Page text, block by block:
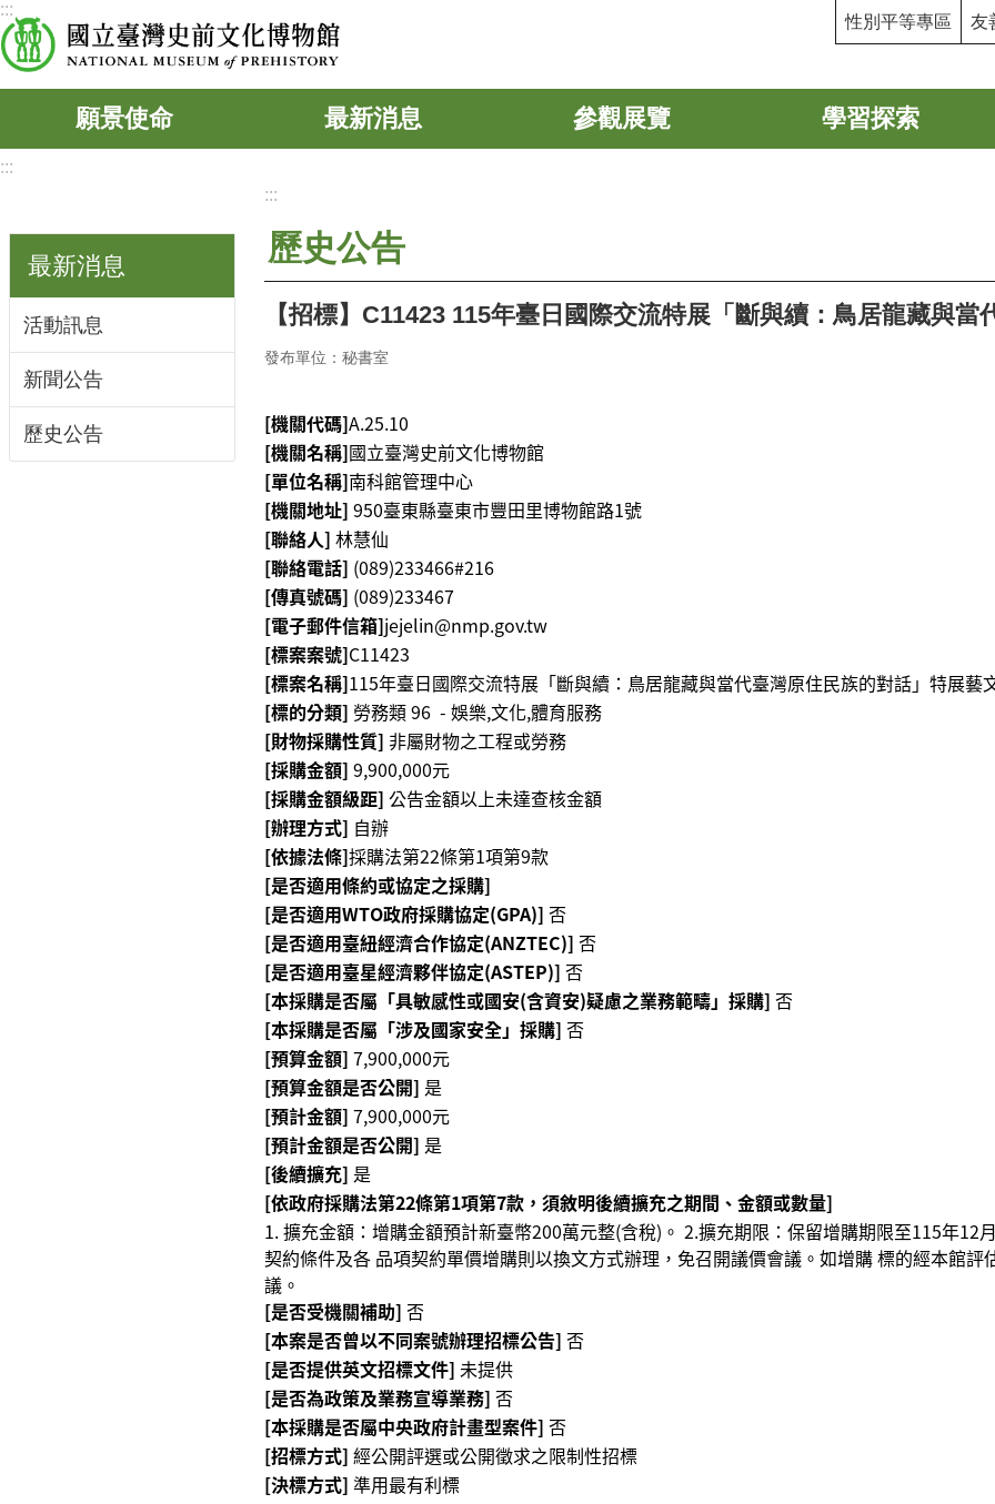
跳到主要內容區塊
:::
性別平等專區 友
願景使命 最新消息 參觀展覽 學習探索
:::
最新消息
活動訊息
新聞公告
歷史公告
:::
歷史公告
【招標】C11423 115年臺日國際交流特展「斷與續：鳥居龍藏與
發布單位：秘書室
[機關代碼]A.25.10
[機關名稱]國立臺灣史前文化博物館
[單位名稱]南科館管理中心
[機關地址] 950臺東縣臺東市豐田里博物館路1號
[聯絡人] 林慧仙
[聯絡電話] (089)233466#216
[傳真號碼] (089)233467
[電子郵件信箱]jejelin@nmp.gov.tw
[標案案號]C11423
[標案名稱]115年臺日國際交流特展「斷與續：鳥居龍藏與當代臺灣原住民族的對話」特展藝
[標的分類] 勞務類 96 - 娛樂,文化,體育服務
[財物採購性質] 非屬財物之工程或勞務
[採購金額] 9,900,000元
[採購金額級距] 公告金額以上未達查核金額
[辦理方式] 自辦
[依據法條]採購法第22條第1項第9款
[是否適用條約或協定之採購]
[是否適用WTO政府採購協定(GPA)] 否
[是否適用臺紐經濟合作協定(ANZTEC)] 否
[是否適用臺星經濟夥伴協定(ASTEP)] 否
[本採購是否屬「具敏感性或國安(含資安)疑慮之業務範疇」採購] 否
[本採購是否屬「涉及國家安全」採購] 否
[預算金額] 7,900,000元
[預算金額是否公開] 是
[預計金額] 7,900,000元
[預計金額是否公開] 是
[後續擴充] 是
[依政府採購法第22條第1項第7款，須敘明後續擴充之期間、金額或數量]
1. 擴充金額：增購金額預計新臺幣200萬元整(含稅)。 2.擴充期限：保留增購期限至115年12
契約條件及各 品項契約單價增購則以換文方式辦理，免召開議價會議。如增購 標的經本館
議。
[是否受機關補助] 否
[本案是否曾以不同案號辦理招標公告] 否
[是否提供英文招標文件] 未提供
[是否為政策及業務宣導業務] 否
[本採購是否屬中央政府計畫型案件] 否
[招標方式] 經公開評選或公開徵求之限制性招標
[決標方式] 準用最有利標